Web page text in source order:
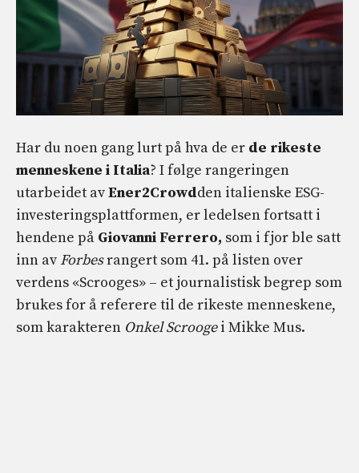
Har du noen gang lurt på hva de er de rikeste
menneskene i Italia? I følge rangeringen
utarbeidet avEner2Crowdden italienske ESG-
investeringsplattformen, er ledelsen fortsatt i
hendene på Giovanni Ferrero, som i fjor ble satt
inn av Forbesrangert som 41. på listen over
verdens «Scrooges» – et journalistisk begrep som
brukes for å referere til de rikeste menneskene,
som karakteren Onkel Scroogei Mikke Mus.